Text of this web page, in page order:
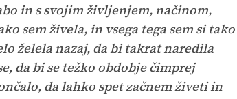
in s svojim življenjem, načinom,
sem živela, in vsega tega sem si tako
želela nazaj, da bi takrat naredila
da bi se težko obdobje čimprej
da lahko spet začnem živeti in